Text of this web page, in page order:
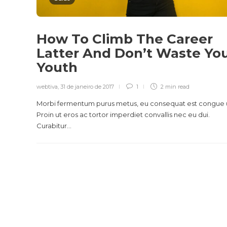
How To Climb The Career
Latter And Don’t Waste
Youth
webtiva 31 de janeiro de 2017 1 2 min read
Morbi fermentum purus metus, eu consequat est congue
Proin ut eros ac tortor imperdiet convallis nec eu dui.
Curabitur...